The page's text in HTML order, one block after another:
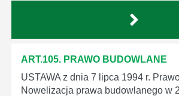
ART.105. PRAWO BUDOWLANE
USTAWA z dnia 7 lipca 1994 r.
Nowelizacja prawa budowlanego w